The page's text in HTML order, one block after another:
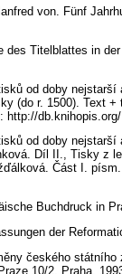
von. Fünf
des Titelblattes in
od doby
(do r. 1500). Text
http://
od doby
Díl II., Tisky z
Část I.
Buchdruck in
der
českého
10/2. Praha,